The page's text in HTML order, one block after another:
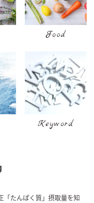
Food
Keyword
「たんぱく質」摂取量を知